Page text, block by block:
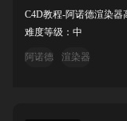
难度等级：中
阿诺德 渲染器